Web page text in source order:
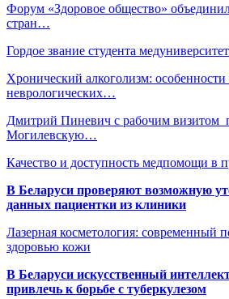
Форум «Здоровое общество»
стран…
Гордое звание студента
Хронический алкоголизм: особенности
неврологических…
Дмитрий Пиневич с рабочим визитом
Могилевскую…
Качество и доступность медпомощи в
В Беларуси проверяют возможную
данных пациентки из клиники
Лазерная косметология: современный
здоровью кожи
В Беларуси искусственный
привлечь к борьбе с туберкулезом